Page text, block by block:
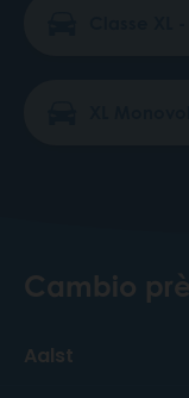
Cambio
Aalst